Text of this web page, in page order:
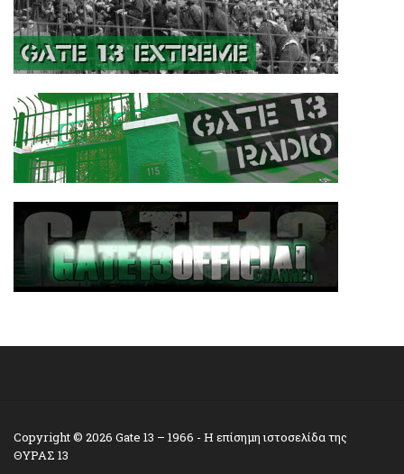
Copyright © 2026 Gate 13 – 1966 - Η επίσημη ιστοσελίδα της
ΘΥΡΑΣ 13